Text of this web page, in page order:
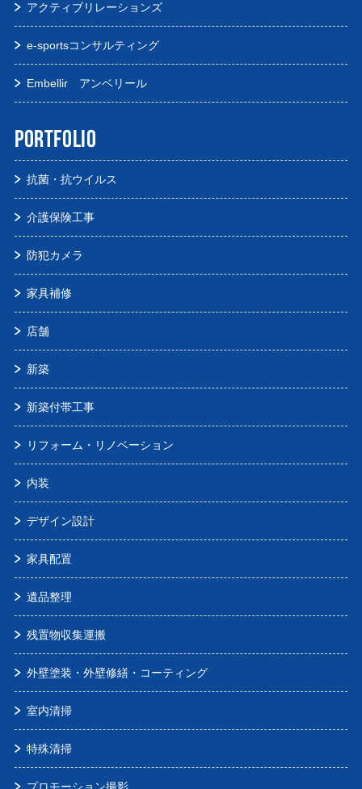
アクティブリレーションズ
e-sportsコンサルティング
Embellir アンベリール
PORTFOLIO
抗菌・抗ウイルス
介護保険工事
防犯カメラ
家具補修
店舗
新築
新築付帯工事
リフォーム・リノベーション
内装
デザイン設計
家具配置
遺品整理
残置物収集運搬
外壁塗装・外壁修繕・コーティング
室内清掃
特殊清掃